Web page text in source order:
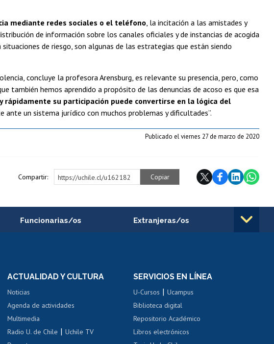
mediante redes sociales o el teléfono, la incitación a las amistades y
de información sobre los canales oficiales y de instancias de acogida
de riesgo, son algunas de las estrategias que están siendo
concluye la profesora Arensburg, es relevante su presencia, pero, como
también hemos aprendido a propósito de las denuncias de acoso es que esa
su participación puede convertirse en la lógica del
un sistema jurídico con muchos problemas y dificultades”.
Publicado el viernes 27 de marzo de 2020
Compartir: https://uchile.cl/u162182 Copiar
Funcionarias/os
Portal de movilidad interna
Certificado de renta
Certificado de renta
Extranjeras/os
Cursos de español
ACTUALIDAD Y CULTURA
Noticias
Agenda de actividades
Multimedia
Radio U. de Chile |Uchile TV
SERVICIOS EN LÍNEA
U-Cursos |Ucampus
Biblioteca digital
Repositorio Académico
Libros electrónicos